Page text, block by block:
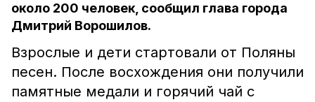
около 200 человек, сообщил глава города
Дмитрий Ворошилов.
Взрослые и дети стартовали от Поляны
песен. После восхождения они получили
памятные медали и горячий чай с